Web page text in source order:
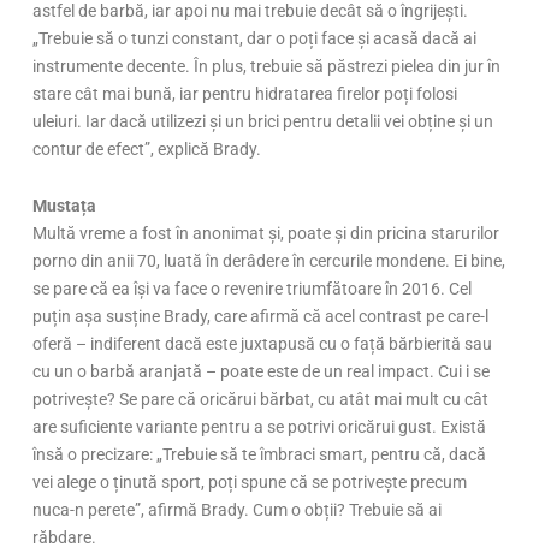
astfel de barbă, iar apoi nu mai trebuie decât să o îngrijești.
„Trebuie să o tunzi constant, dar o poți face și acasă dacă ai
instrumente decente. În plus, trebuie să păstrezi pielea din jur în
stare cât mai bună, iar pentru hidratarea firelor poți folosi
uleiuri. Iar dacă utilizezi și un brici pentru detalii vei obține și un
contur de efect”, explică Brady.
Mustața
Multă vreme a fost în anonimat și, poate și din pricina starurilor
porno din anii 70, luată în derâdere în cercurile mondene. Ei bine,
se pare că ea își va face o revenire triumfătoare în 2016. Cel
puțin așa susține Brady, care afirmă că acel contrast pe care-l
oferă – indiferent dacă este juxtapusă cu o față bărbierită sau
cu un o barbă aranjată – poate este de un real impact. Cui i se
potrivește? Se pare că oricărui bărbat, cu atât mai mult cu cât
are suficiente variante pentru a se potrivi oricărui gust. Există
însă o precizare: „Trebuie să te îmbraci smart, pentru că, dacă
vei alege o ținută sport, poți spune că se potrivește precum
nuca-n perete”, afirmă Brady. Cum o obții? Trebuie să ai
răbdare.